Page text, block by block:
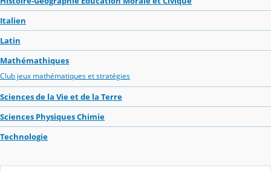
Italien
Latin
Mathémathiques
Club jeux mathématiques et stratégies
Sciences de la Vie et de la Terre
Sciences Physiques Chimie
Technologie